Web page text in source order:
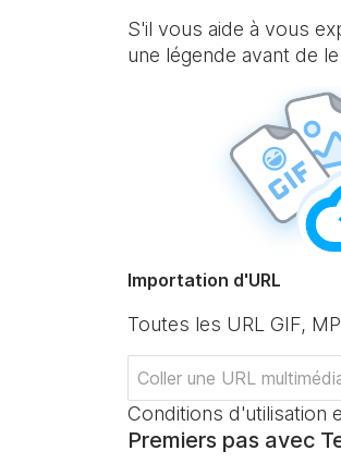
S'il vous aide à vous
une légende avant de
Importation d'URL
Toutes les URL GIF,
Conditions d'utilisation
Premiers pas avec